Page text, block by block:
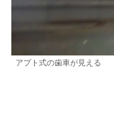
アプト式の歯車が見える